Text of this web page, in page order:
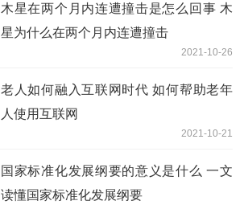
木星在两个月内连遭撞击是怎么回事 木
星为什么在两个月内连遭撞击
2021-10-26
老人如何融入互联网时代 如何帮助老年
人使用互联网
2021-10-21
国家标准化发展纲要的意义是什么 一文
读懂国家标准化发展纲要